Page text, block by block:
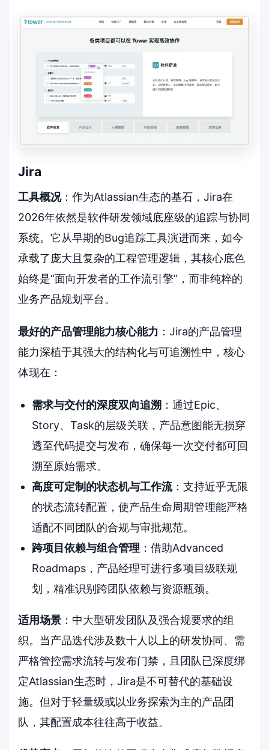
Jira
工具概况：作为Atlassian生态的基石，Jira在
2026年依然是软件研发领域底座级的追踪与协同
系统。它从早期的Bug追踪工具演进而来，如今
承载了庞大且复杂的工程管理逻辑，其核心底色
始终是“面向开发者的工作流引擎”，而非纯粹的
业务产品规划平台。
最好的产品管理能力核心能力 ：Jira的产品管理
能力深植于其强大的结构化与可追溯性中，核心
体现在：
需求与交付的深度双向追溯：通过Epic、
Story、Task的层级关联，产品意图能无损穿
透至代码提交与发布，确保每一次交付都可回
溯至原始需求。
高度可定制的状态机与工作流：支持近乎无限
的状态流转配置，使产品生命周期管理能严格
适配不同团队的合规与审批规范。
跨项目依赖与组合管理 ：借助Advanced
Roadmaps，产品经理可进行多项目级联规
划，精准识别跨团队依赖与资源瓶颈。
适用场景 ：中大型研发团队及强合规要求的组
织。当产品迭代涉及数十人以上的研发协同、需
严格管控需求流转与发布门禁，且团队已深度绑
定Atlassian生态时，Jira是不可替代的基础设
施。但对于轻量级或以业务探索为主的产品团
队，其配置成本往往高于收益。